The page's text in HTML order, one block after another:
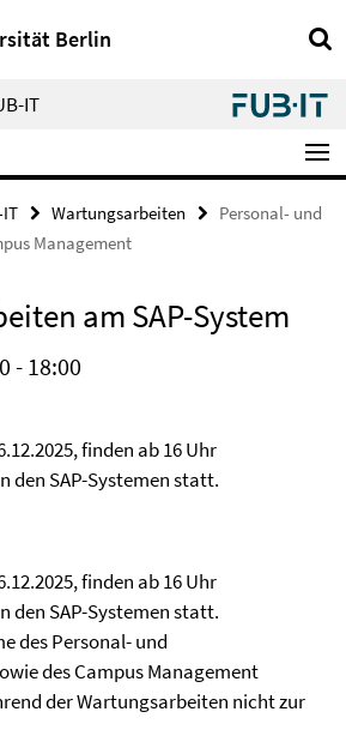
Berlin
IT
IT Wartungsarbeiten
Personal- und
Management
am SAP-System
- 18:00
finden ab 16 Uhr
den SAP-Systemen statt.
finden ab 16 Uhr
den SAP-Systemen statt.
des Personal- und
des Campus Management
der Wartungsarbeiten nicht zur